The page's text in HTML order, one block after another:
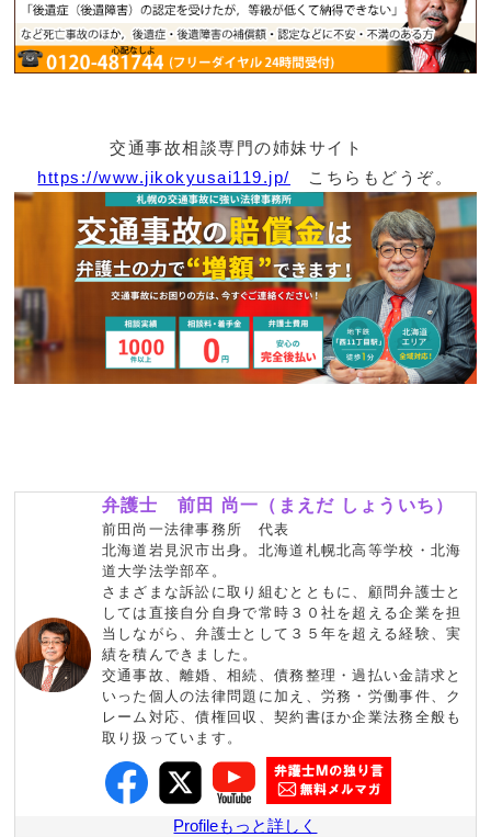
交通事故相談専門の姉妹サイト
https://www.jikokyusai119.jp/
こちらもどうぞ。
弁護士 前田 尚一（まえだ しょういち）
前田尚一法律事務所 代表
北海道岩見沢市出身。北海道札幌北高等学校・北海
道大学法学部卒。
さまざまな訴訟に取り組むとともに、顧問弁護士と
しては直接自分自身で常時３０社を超える企業を担
当しながら、弁護士として３５年を超える経験、実
績を積んできました。
交通事故、離婚、相続、債務整理・過払い金請求と
いった個人の法律問題に加え、労務・労働事件、ク
レーム対応、債権回収、契約書ほか企業法務全般も
取り扱っています。
Profileもっと詳しく